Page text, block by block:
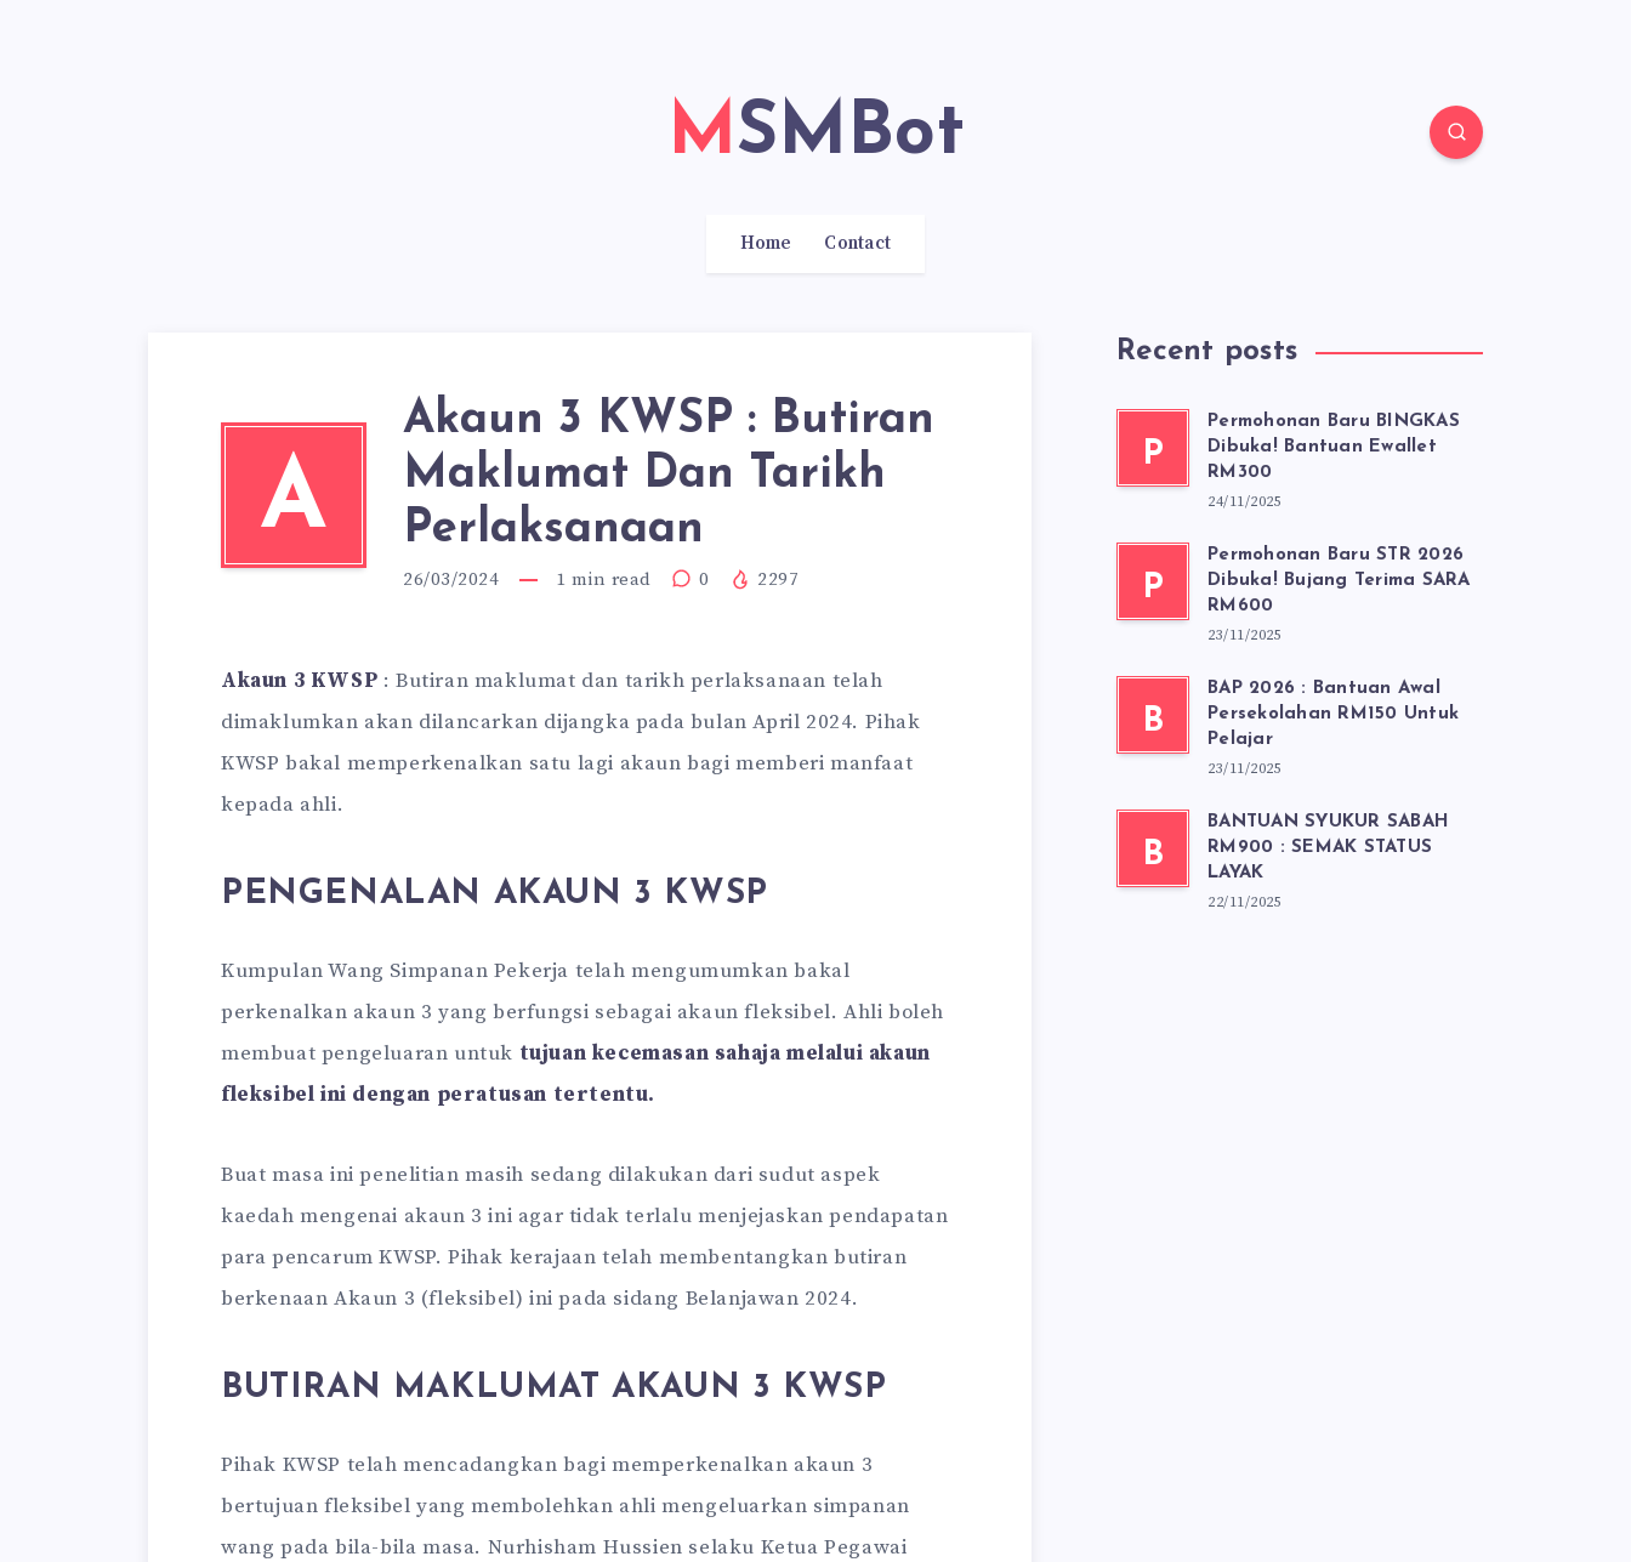
MSMBot
Home Contact
A
Akaun 3 KWSP : Butiran
Maklumat Dan Tarikh
Perlaksanaan
26/03/2024 1 min read 0 2297
Akaun 3 KWSP : Butiran maklumat dan tarikh perlaksanaan telah
dimaklumkan akan dilancarkan dijangka pada bulan April 2024. Pihak
KWSP bakal memperkenalkan satu lagi akaun bagi memberi manfaat
kepada ahli.
PENGENALAN AKAUN 3 KWSP
Kumpulan Wang Simpanan Pekerja telah mengumumkan bakal
perkenalkan akaun 3 yang berfungsi sebagai akaun fleksibel. Ahli boleh
membuat pengeluaran untuk tujuan kecemasan sahaja melalui akaun
fleksibel ini dengan peratusan tertentu.
Buat masa ini penelitian masih sedang dilakukan dari sudut aspek
kaedah mengenai akaun 3 ini agar tidak terlalu menjejaskan pendapatan
para pencarum KWSP. Pihak kerajaan telah membentangkan butiran
berkenaan Akaun 3 (fleksibel) ini pada sidang Belanjawan 2024.
BUTIRAN MAKLUMAT AKAUN 3 KWSP
Pihak KWSP telah mencadangkan bagi memperkenalkan akaun 3
bertujuan fleksibel yang membolehkan ahli mengeluarkan simpanan
wang pada bila-bila masa. Nurhisham Hussien selaku Ketua Pegawai
Recent posts
P
Permohonan Baru BINGKAS
Dibuka! Bantuan Ewallet
RM300
24/11/2025
P
Permohonan Baru STR 2026
Dibuka! Bujang Terima SARA
RM600
23/11/2025
B
BAP 2026 : Bantuan Awal
Persekolahan RM150 Untuk
Pelajar
23/11/2025
B
BANTUAN SYUKUR SABAH
RM900 : SEMAK STATUS
LAYAK
22/11/2025